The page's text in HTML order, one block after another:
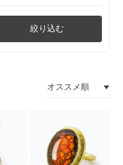
絞り込む